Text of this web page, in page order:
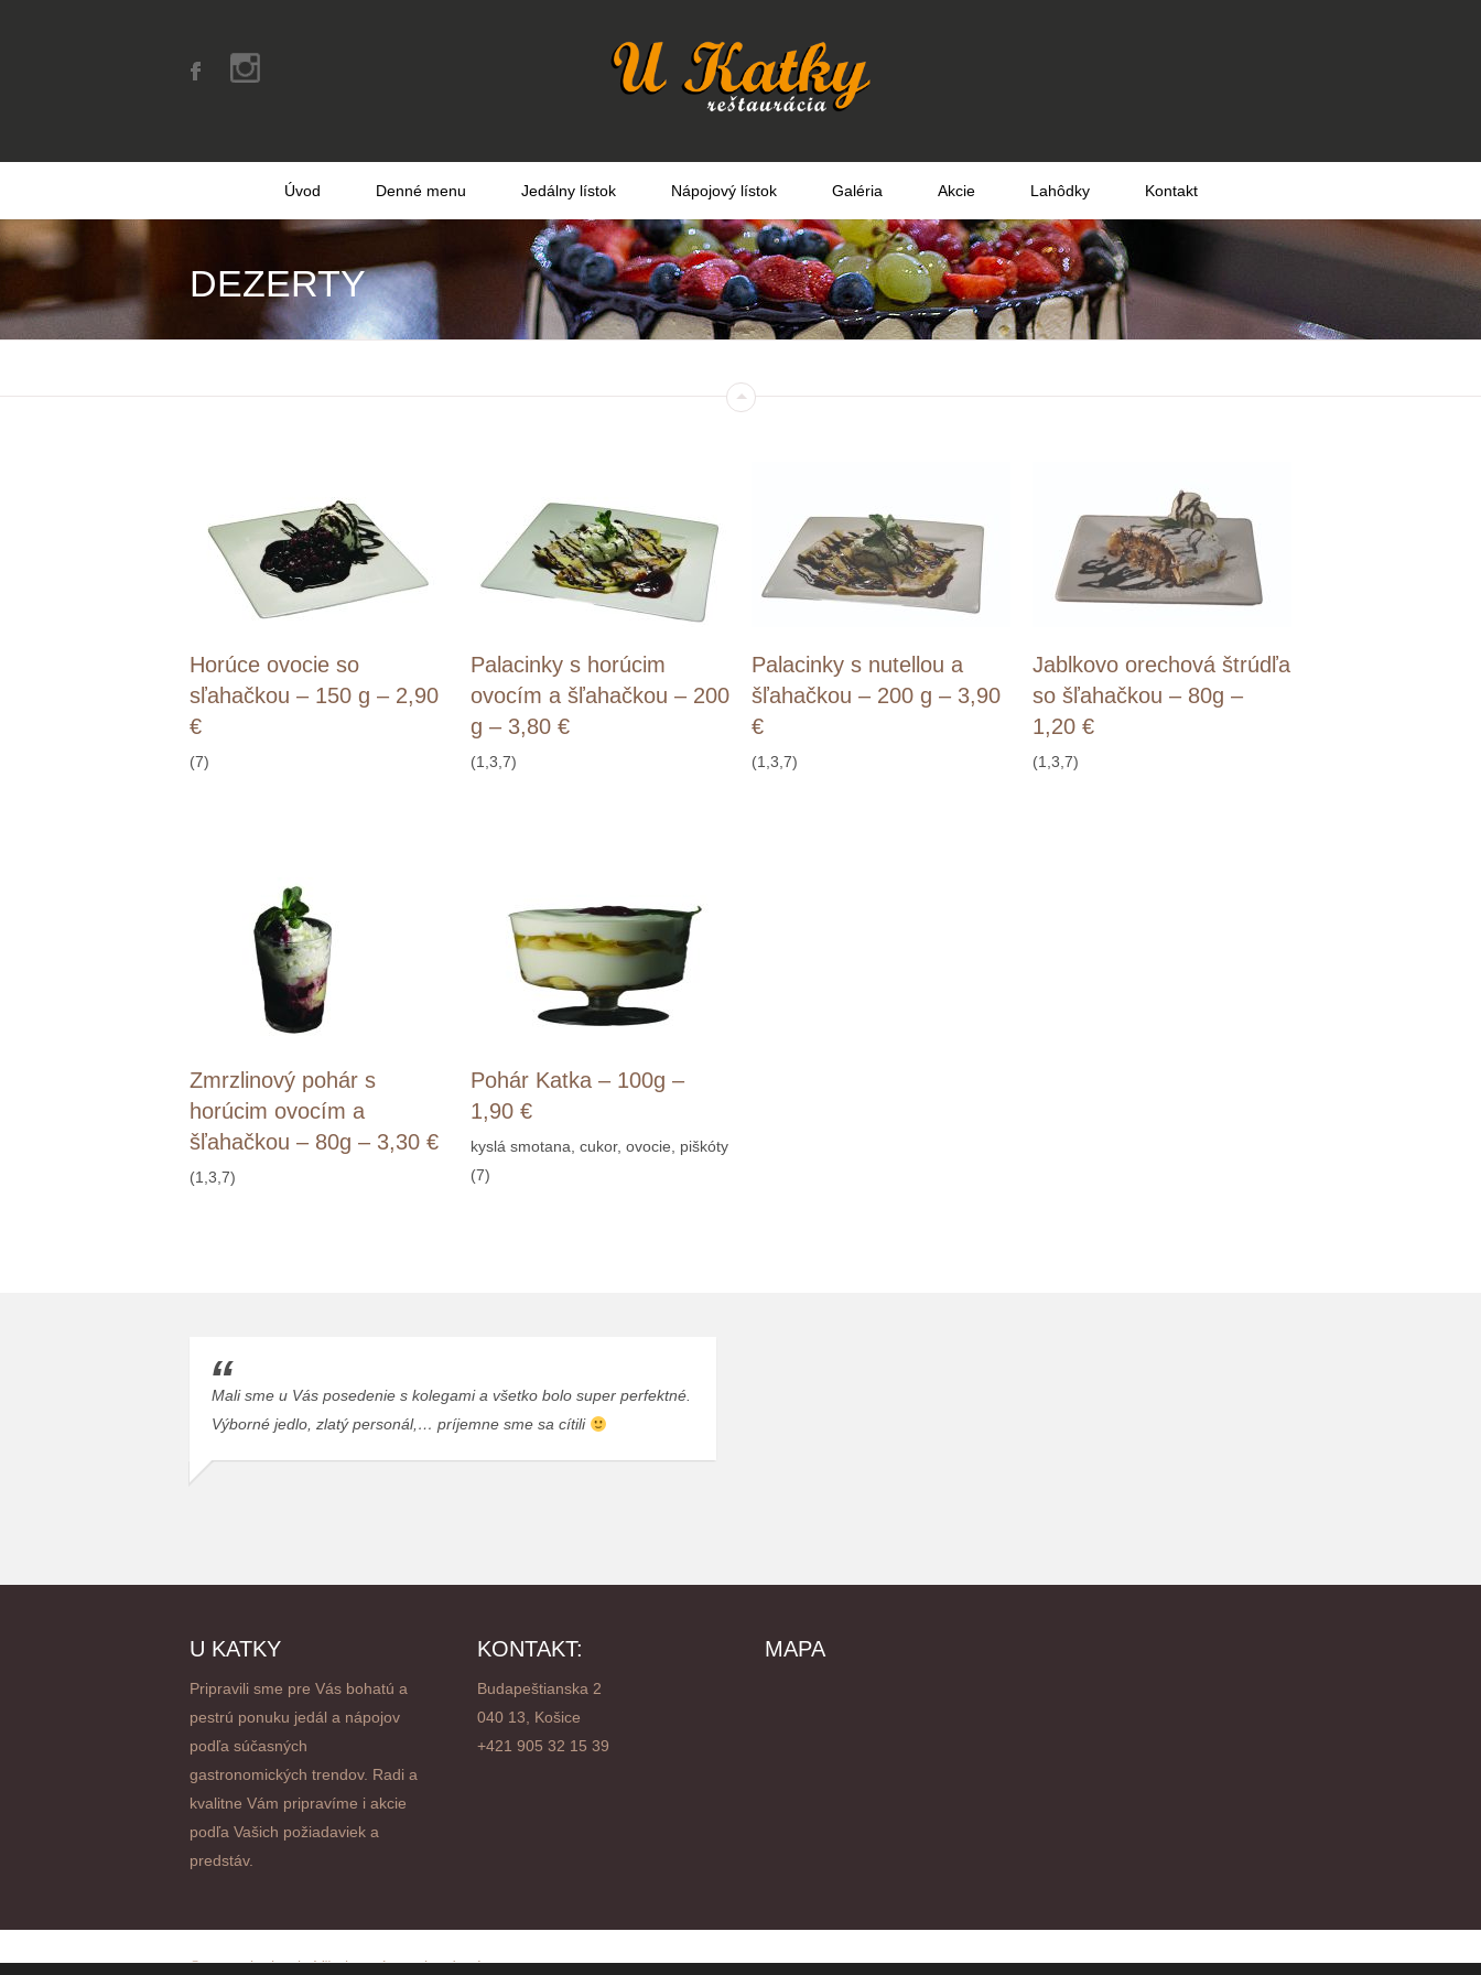
Úvod Denné menu Jedálny lístok Nápojový lístok Galéria Akcie Lahôdky Kontakt
DEZERTY
Horúce ovocie so
sľahačkou – 150 g – 2,90
€
(7)
Palacinky s horúcim
ovocím a šľahačkou – 200
g – 3,80 €
(1,3,7)
Palacinky s nutellou a
šľahačkou – 200 g – 3,90
€
(1,3,7)
Jablkovo orechová štrúdľa
so šľahačkou – 80g –
1,20 €
(1,3,7)
Zmrzlinový pohár s
horúcim ovocím a
šľahačkou – 80g – 3,30 €
(1,3,7)
Pohár Katka – 100g –
1,90 €
kyslá smotana, cukor, ovocie, piškóty
(7)
Mali sme u Vás posedenie s kolegami a všetko bolo super perfektné.
Výborné jedlo, zlatý personál,… príjemne sme sa cítili
U KATKY
Pripravili sme pre Vás bohatú a
pestrú ponuku jedál a nápojov
podľa súčasných
gastronomických trendov. Radi a
kvalitne Vám pripravíme i akcie
podľa Vašich požiadaviek a
predstáv.
KONTAKT:
Budapeštianska 2
040 13, Košice
+421 905 32 15 39
MAPA
© www.ukatky.sk. Všetky práva vyhradené.